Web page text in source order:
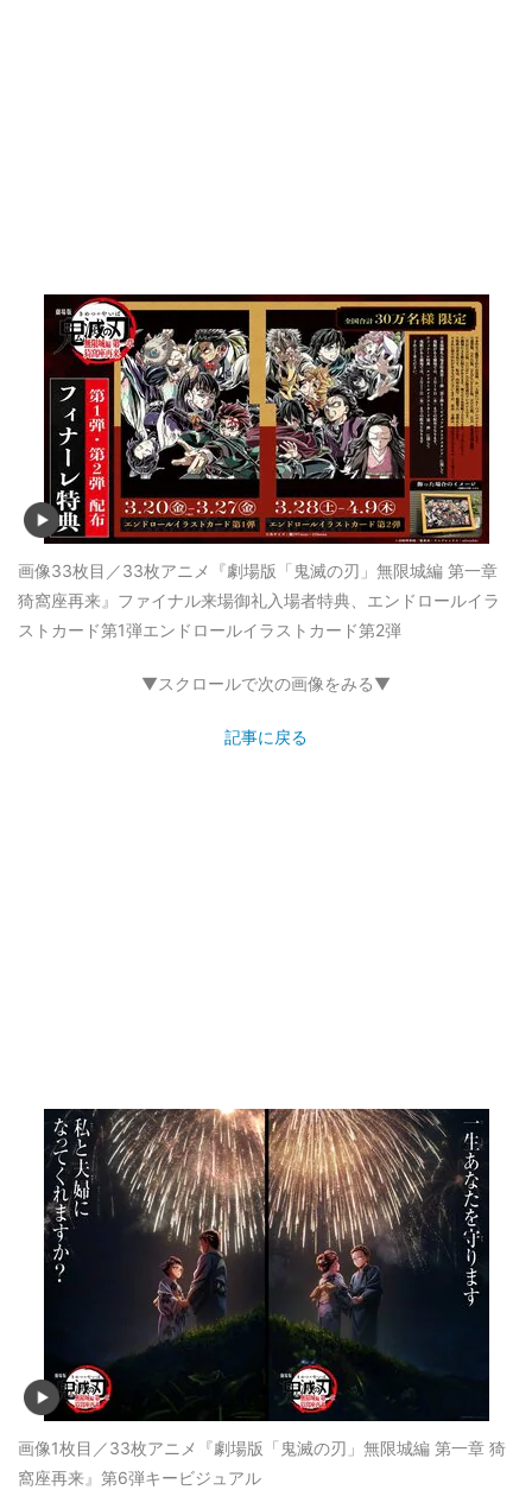
画像33枚目／33枚アニメ『劇場版「鬼滅の刃」無限城編 第一章
猗窩座再来』ファイナル来場御礼入場者特典、エンドロールイラ
ストカード第1弾エンドロールイラストカード第2弾
▼スクロールで次の画像をみる▼
記事に戻る
画像1枚目／33枚アニメ『劇場版「鬼滅の刃」無限城編 第一章 猗
窩座再来』第6弾キービジュアル